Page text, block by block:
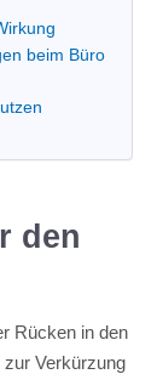
beim Büro
den
Rücken in den
Verkürzung